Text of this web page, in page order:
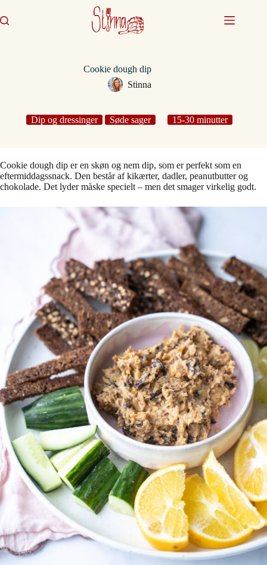
til
indhold
Cookie dough dip
Stinna
Dip og dressinger Søde sager 15-30 minutter
Cookie dough dip er en skøn og nem dip, som er perfekt som en
eftermiddagssnack. Den består af kikærter, dadler, peanutbutter og
chokolade. Det lyder måske specielt – men det smager virkelig godt.